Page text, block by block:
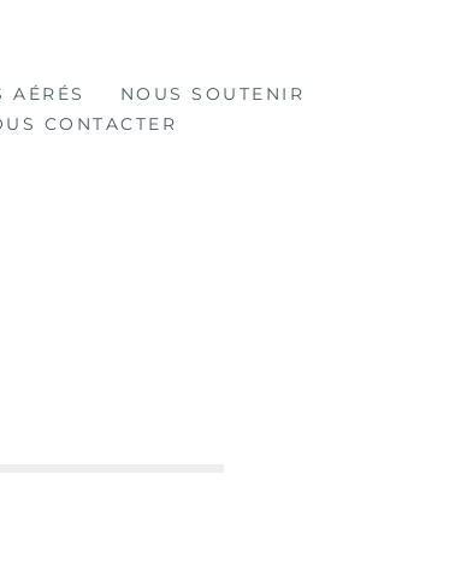
AÉRÉS
NOUS SOUTENIR
CONTACTER